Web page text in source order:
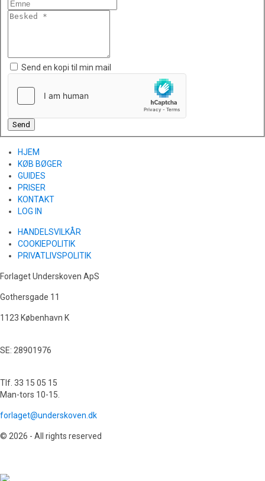
Send en kopi til min mail
Send
HJEM
KØB BØGER
GUIDES
PRISER
KONTAKT
LOG IN
HANDELSVILKÅR
COOKIEPOLITIK
PRIVATLIVSPOLITIK
Forlaget Underskoven ApS
Gothersgade 11
1123 København K
SE: 28901976
Tlf. 33 15 05 15
Man-tors 10-15.
forlaget@underskoven.dk
© 2026 - All rights reserved